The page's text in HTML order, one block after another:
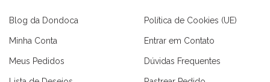
Blog da Dondoca
Minha Conta
Meus Pedidos
Política de Cookies (UE)
Entrar em Contato
Dúvidas Frequentes